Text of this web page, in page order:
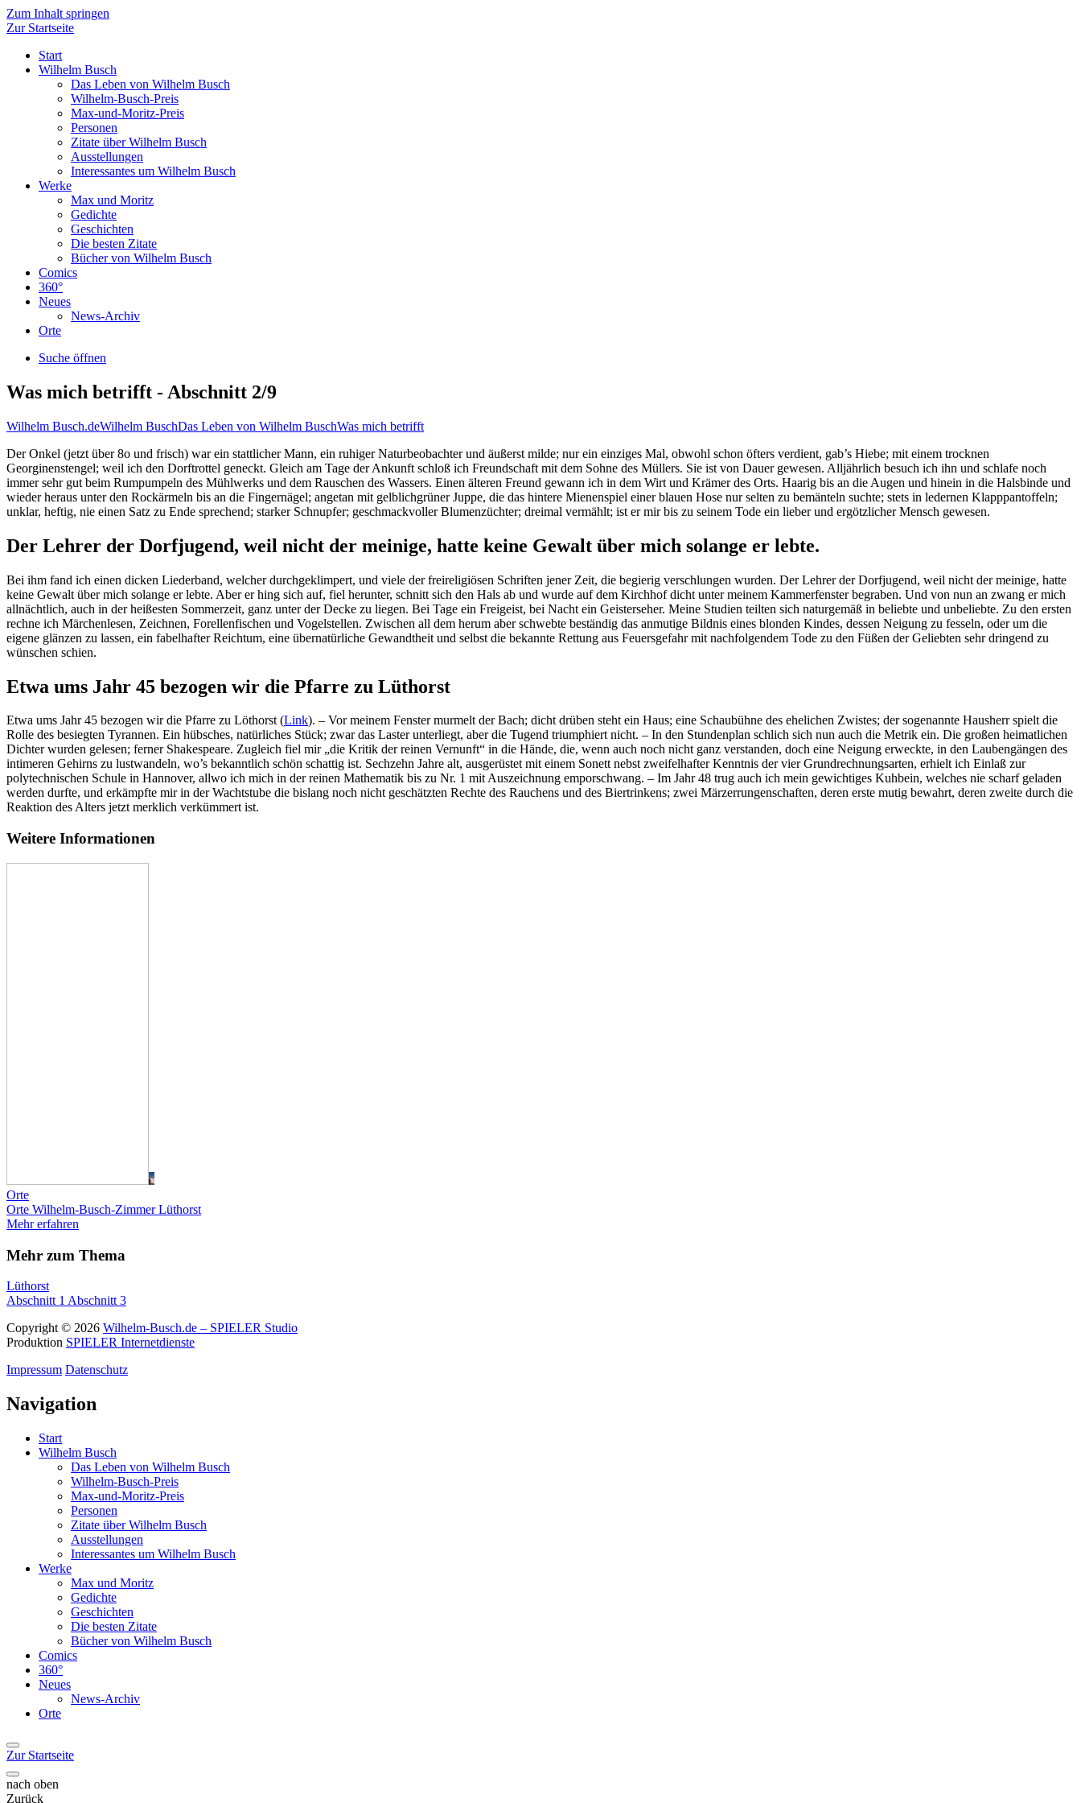
Zum Inhalt springen
Zur Startseite
Start
Wilhelm Busch
Das Leben von Wilhelm Busch
Wilhelm-Busch-Preis
Max-und-Moritz-Preis
Personen
Zitate über Wilhelm Busch
Ausstellungen
Interessantes um Wilhelm Busch
Werke
Max und Moritz
Gedichte
Geschichten
Die besten Zitate
Bücher von Wilhelm Busch
Comics
360°
Neues
News-Archiv
Orte
Suche öffnen
Was mich betrifft - Abschnitt 2/9
Wilhelm Busch.deWilhelm BuschDas Leben von Wilhelm BuschWas mich betrifft
Der Onkel (jetzt über 8o und frisch) war ein stattlicher Mann, ein ruhiger Naturbeobachter und äußerst milde; nur ein einziges Mal, obwohl schon öfters verdient, gab’s Hiebe; mit einem trocknen
Georginenstengel; weil ich den Dorftrottel geneckt. Gleich am Tage der Ankunft schloß ich Freundschaft mit dem Sohne des Müllers. Sie ist von Dauer gewesen. Alljährlich besuch ich ihn und schlafe noch
immer sehr gut beim Rumpumpeln des Mühlwerks und dem Rauschen des Wassers. Einen älteren Freund gewann ich in dem Wirt und Krämer des Orts. Haarig bis an die Augen und hinein in die Halsbinde und
wieder heraus unter den Rockärmeln bis an die Fingernägel; angetan mit gelblichgrüner Juppe, die das hintere Mienenspiel einer blauen Hose nur selten zu bemänteln suchte; stets in ledernen Klapppantoffeln;
unklar, heftig, nie einen Satz zu Ende sprechend; starker Schnupfer; geschmackvoller Blumenzüchter; dreimal vermählt; ist er mir bis zu seinem Tode ein lieber und ergötzlicher Mensch gewesen.
Der Lehrer der Dorfjugend, weil nicht der meinige, hatte keine Gewalt über mich solange er lebte.
Bei ihm fand ich einen dicken Liederband, welcher durchgeklimpert, und viele der freireligiösen Schriften jener Zeit, die begierig verschlungen wurden. Der Lehrer der Dorfjugend, weil nicht der meinige, hatte
keine Gewalt über mich solange er lebte. Aber er hing sich auf, fiel herunter, schnitt sich den Hals ab und wurde auf dem Kirchhof dicht unter meinem Kammerfenster begraben. Und von nun an zwang er mich
allnächtlich, auch in der heißesten Sommerzeit, ganz unter der Decke zu liegen. Bei Tage ein Freigeist, bei Nacht ein Geisterseher. Meine Studien teilten sich naturgemäß in beliebte und unbeliebte. Zu den ersten
rechne ich Märchenlesen, Zeichnen, Forellenfischen und Vogelstellen. Zwischen all dem herum aber schwebte beständig das anmutige Bildnis eines blonden Kindes, dessen Neigung zu fesseln, oder um die
eigene glänzen zu lassen, ein fabelhafter Reichtum, eine übernatürliche Gewandtheit und selbst die bekannte Rettung aus Feuersgefahr mit nachfolgendem Tode zu den Füßen der Geliebten sehr dringend zu
wünschen schien.
Etwa ums Jahr 45 bezogen wir die Pfarre zu Lüthorst
Etwa ums Jahr 45 bezogen wir die Pfarre zu Löthorst (Link). – Vor meinem Fenster murmelt der Bach; dicht drüben steht ein Haus; eine Schaubühne des ehelichen Zwistes; der sogenannte Hausherr spielt die
Rolle des besiegten Tyrannen. Ein hübsches, natürliches Stück; zwar das Laster unterliegt, aber die Tugend triumphiert nicht. – In den Stundenplan schlich sich nun auch die Metrik ein. Die großen heimatlichen
Dichter wurden gelesen; ferner Shakespeare. Zugleich fiel mir „die Kritik der reinen Vernunft“ in die Hände, die, wenn auch noch nicht ganz verstanden, doch eine Neigung erweckte, in den Laubengängen des
intimeren Gehirns zu lustwandeln, wo’s bekanntlich schön schattig ist. Sechzehn Jahre alt, ausgerüstet mit einem Sonett nebst zweifelhafter Kenntnis der vier Grundrechnungsarten, erhielt ich Einlaß zur
polytechnischen Schule in Hannover, allwo ich mich in der reinen Mathematik bis zu Nr. 1 mit Auszeichnung emporschwang. – Im Jahr 48 trug auch ich mein gewichtiges Kuhbein, welches nie scharf geladen
werden durfte, und erkämpfte mir in der Wachtstube die bislang noch nicht geschätzten Rechte des Rauchens und des Biertrinkens; zwei Märzerrungenschaften, deren erste mutig bewahrt, deren zweite durch die
Reaktion des Alters jetzt merklich verkümmert ist.
Weitere Informationen
Orte
Orte Wilhelm-Busch-Zimmer Lüthorst
Mehr erfahren
Mehr zum Thema
Lüthorst
Abschnitt 1 Abschnitt 3
Copyright © 2026 Wilhelm-Busch.de – SPIELER Studio
Produktion SPIELER Internetdienste
Impressum Datenschutz
Navigation
Start
Wilhelm Busch
Das Leben von Wilhelm Busch
Wilhelm-Busch-Preis
Max-und-Moritz-Preis
Personen
Zitate über Wilhelm Busch
Ausstellungen
Interessantes um Wilhelm Busch
Werke
Max und Moritz
Gedichte
Geschichten
Die besten Zitate
Bücher von Wilhelm Busch
Comics
360°
Neues
News-Archiv
Orte
Zur Startseite
nach oben
Zurück